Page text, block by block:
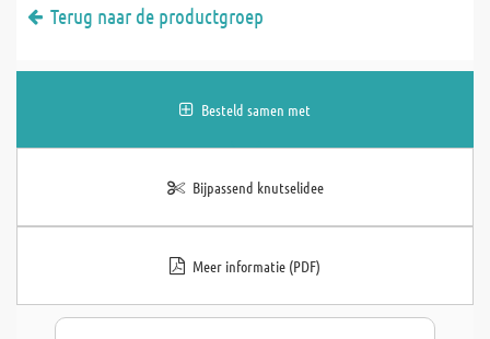
Terug naar de productgroep
Besteld samen met
Bijpassend knutselidee
Meer informatie (PDF)